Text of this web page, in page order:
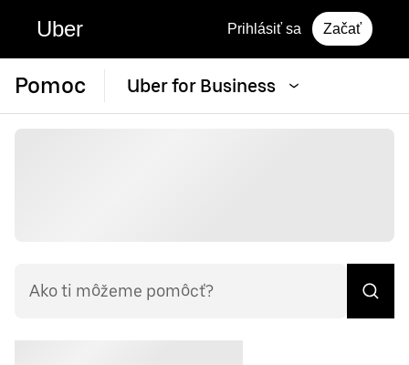
Uber Prihlásiť sa Začať
Pomoc Uber for Business